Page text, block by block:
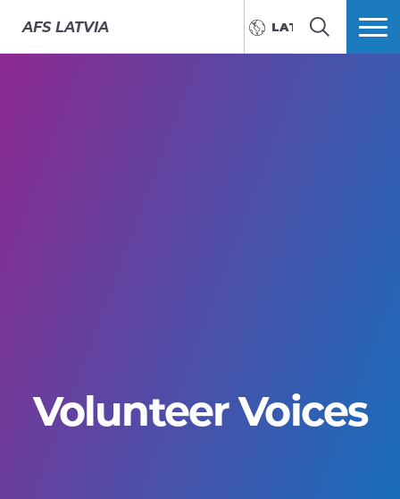
AFS LATVIA LATVIEŠU
MEKLĒT VAIRĀK
Volunteer Voices